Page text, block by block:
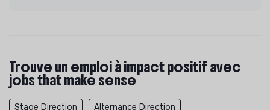
Trouve un emploi à impact positif avec
jobs that make sense
Stage Direction Alternance Direction